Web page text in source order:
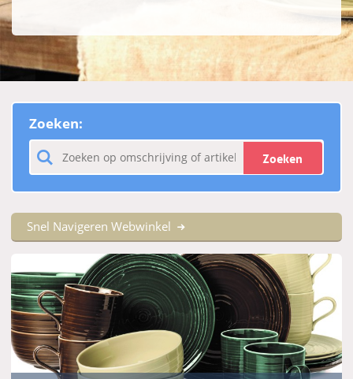
Zoeken:
Zoeken
Snel Navigeren Webwinkel